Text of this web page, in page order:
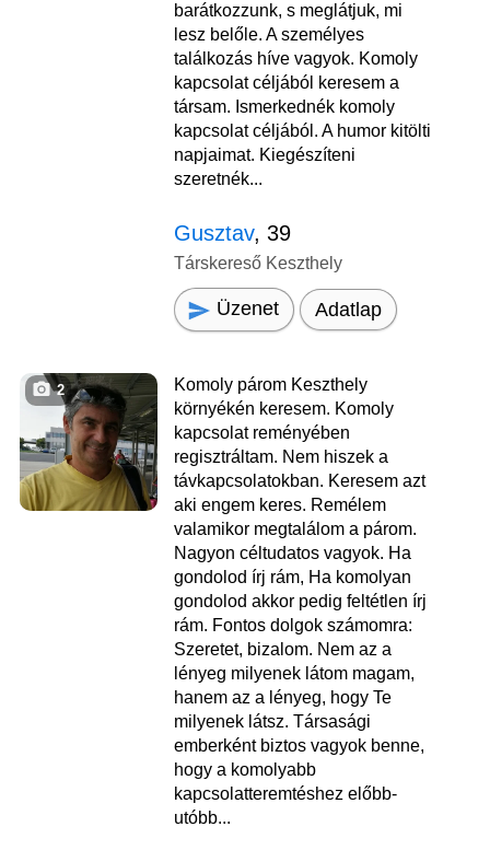
barátkozzunk, s meglátjuk, mi
lesz belőle. A személyes
találkozás híve vagyok. Komoly
kapcsolat céljából keresem a
társam. Ismerkednék komoly
kapcsolat céljából. A humor kitölti
napjaimat. Kiegészíteni
szeretnék...
Gusztav, 39
Társkereső Keszthely
Üzenet Adatlap
2
Komoly párom Keszthely
környékén keresem. Komoly
kapcsolat reményében
regisztráltam. Nem hiszek a
távkapcsolatokban. Keresem azt
aki engem keres. Remélem
valamikor megtalálom a párom.
Nagyon céltudatos vagyok. Ha
gondolod írj rám, Ha komolyan
gondolod akkor pedig feltétlen írj
rám. Fontos dolgok számomra:
Szeretet, bizalom. Nem az a
lényeg milyenek látom magam,
hanem az a lényeg, hogy Te
milyenek látsz. Társasági
emberként biztos vagyok benne,
hogy a komolyabb
kapcsolatteremtéshez előbb-
utóbb...